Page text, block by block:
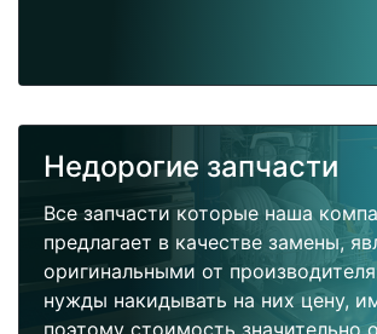
Недорогие запчасти
Все запчасти которые наша
предлагает в качестве замены,
оригинальными от
нужды накидывать на них цену,
поэтому стоимость значительно